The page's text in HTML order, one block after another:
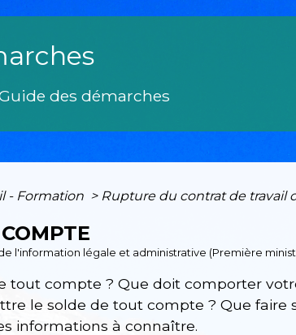
des démarches
- Formation > Rupture du contrat de travail
l'information légale et administrative (Première
tout compte ? Que doit comporter
le solde de tout compte ? Que faire
informations à connaître.